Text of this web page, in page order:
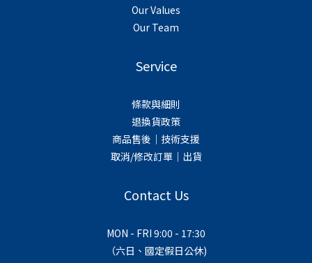
Our Values
Our Team
Service
條款與細則
退換貨政策
商品售後｜技術支援
取消/修改訂單｜出貨
Contact Us
MON - FRI 9:00 - 17:30
（六日、國定假日公休)